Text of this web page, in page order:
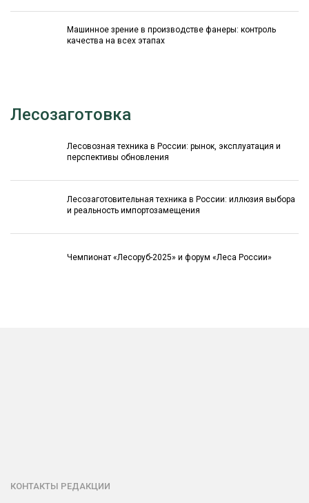
Машинное зрение в производстве фанеры: контроль
качества на всех этапах
Лесозаготовка
Лесовозная техника в России: рынок, эксплуатация и
перспективы обновления
Лесозаготовительная техника в России: иллюзия выбора
и реальность импортозамещения
Чемпионат «Лесоруб-2025» и форум «Леса России»
КОНТАКТЫ РЕДАКЦИИ